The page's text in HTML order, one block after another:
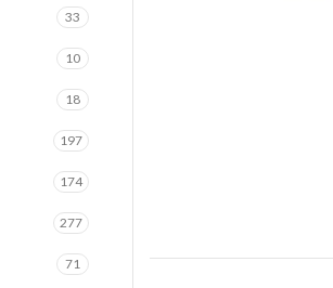
33
10
18
197
174
277
71